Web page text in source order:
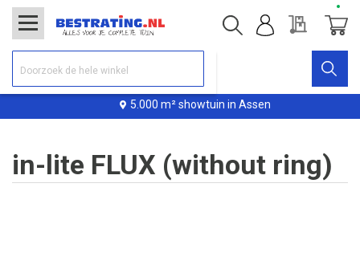
5.000 m² showtuin in Assen
Offerte
in-lite FLUX (without ring)